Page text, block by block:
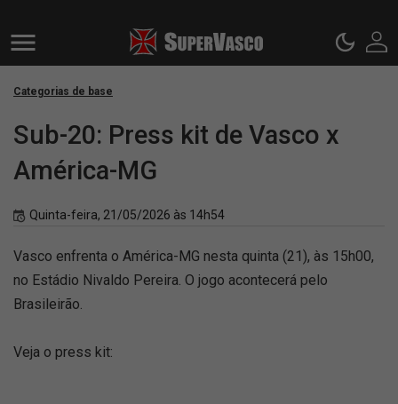
Categorias de base
Sub-20: Press kit de Vasco x
América-MG
Quinta-feira, 21/05/2026 às 14h54
Vasco enfrenta o América-MG nesta quinta (21), às 15h00,
no Estádio Nivaldo Pereira. O jogo acontecerá pelo
Brasileirão.
Veja o press kit: